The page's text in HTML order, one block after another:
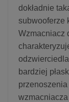
dokładnie
subwooferze
Wzmacniacz
bardziej